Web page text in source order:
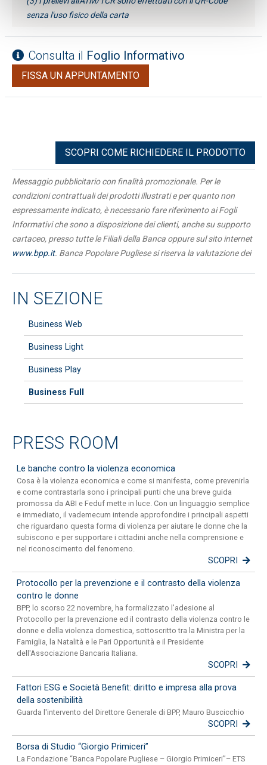
senza l'uso fisico della carta
Consulta il Foglio Informativo
FISSA UN APPUNTAMENTO
SCOPRI COME RICHIEDERE IL PRODOTTO
Messaggio pubblicitario con finalità promozionale. Per le
condizioni contrattuali dei prodotti illustrati e per quanto non
espressamente indicato, è necessario fare riferimento ai Fogli
Informativi che sono a disposizione dei clienti, anche su supporto
cartaceo, presso tutte le Filiali della Banca oppure sul sito internet
www.bpp.it. Banca Popolare Pugliese si riserva la valutazione dei
IN SEZIONE
Business Web
Business Light
Business Play
Business Full
PRESS ROOM
Le banche contro la violenza economica
Cosa è la violenza economica e come si manifesta, come prevenirla
e come contrastarla sono i principali punti che una breve guida
promossa da ABI e Feduf mette in luce. Con un linguaggio semplice
e immediato, il vademecum intende approfondire i principali aspetti
che riguardano questa forma di violenza per aiutare le donne che la
subiscono e per supportare i cittadini anche nella comprensione e
nel riconoscimento del fenomeno.
SCOPRI
Protocollo per la prevenzione e il contrasto della violenza
contro le donne
BPP, lo scorso 22 novembre, ha formalizzato l'adesione al
Protocollo per la prevenzione ed il contrasto della violenza contro le
donne e della violenza domestica, sottoscritto tra la Ministra per la
Famiglia, la Natalità e le Pari Opportunità e il Presidente
dell'Associazione Bancaria Italiana.
SCOPRI
Fattori ESG e Società Benefit: diritto e impresa alla prova
della sostenibilità
Guarda l'intervento del Direttore Generale di BPP, Mauro Buscicchio
SCOPRI
Borsa di Studio “Giorgio Primiceri”
La Fondazione “Banca Popolare Pugliese – Giorgio Primiceri”– ETS